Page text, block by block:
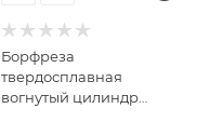
Борфреза
твердосплавная
вогнутый цилиндр